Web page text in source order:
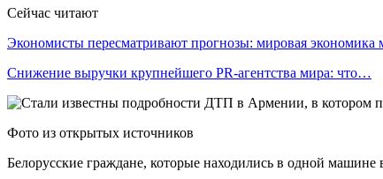
Сейчас читают
Экономисты пересматривают прогнозы: мировая
Снижение выручки крупнейшего PR-агентства мира: что…
Фото из открытых источников
Белорусские граждане, которые находились в одной